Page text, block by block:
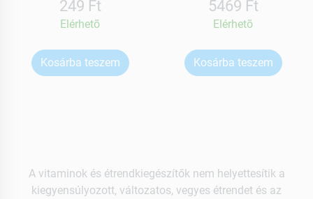
249 Ft
Elérhetõ
Kosárba teszem
5469 Ft
Elérhetõ
Kosárba teszem
A vitaminok és étrendkiegészítők nem helyettesítik a
kiegyensúlyozott, változatos, vegyes étrendet és az